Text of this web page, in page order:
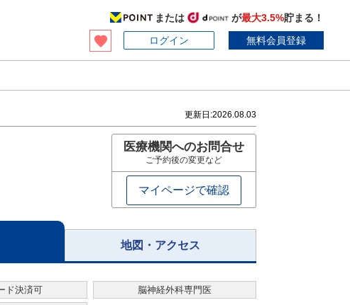
または が最大3.5%貯まる！
ログイン
無料会員登録
更新日:2026.08.03
医療機関へのお問合せ
ご予約後の変更など
マイページで確認
地図・アクセス
ド決済可
脳神経外科専門医